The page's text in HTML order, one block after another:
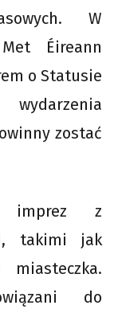
W
Éireann
o Statusie
wydarzenia
zostać
imprez z
takimi jak
do